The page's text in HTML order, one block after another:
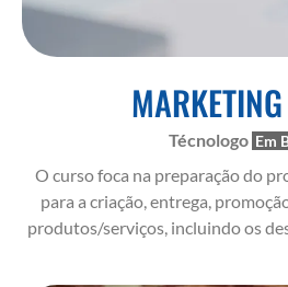
Técnologo
O curso foca na preparação do
para a criação, entrega,
produtos/serviços, incluindo os
consumidor